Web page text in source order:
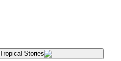
Stories